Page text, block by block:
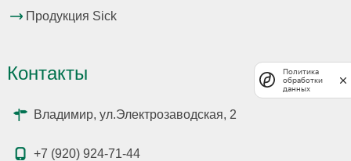
Продукция Sick
Контакты
Владимир, ул.Электрозаводская, 2
+7 (920) 924-71-44
Политика
обработки
данных